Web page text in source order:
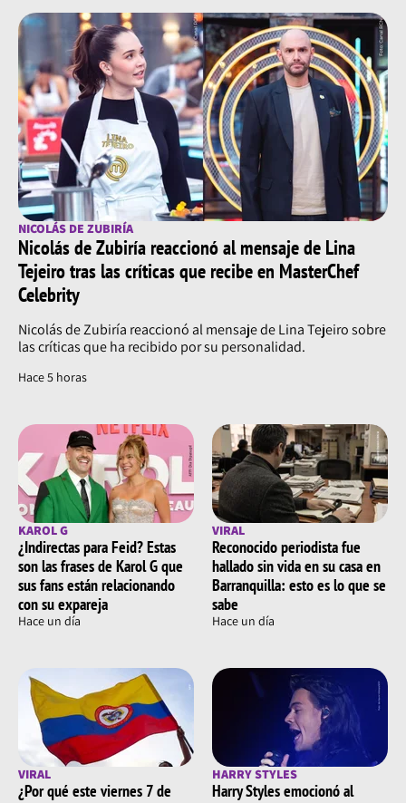
NICOLÁS DE ZUBIRÍA
Nicolás de Zubiría reaccionó al mensaje de Lina
Tejeiro tras las críticas que recibe en MasterChef
Celebrity
Nicolás de Zubiría reaccionó al mensaje de Lina Tejeiro sobre
las críticas que ha recibido por su personalidad.
Hace 5 horas
KAROL G
¿Indirectas para Feid? Estas
son las frases de Karol G que
sus fans están relacionando
con su expareja
Hace un día
VIRAL
Reconocido periodista fue
hallado sin vida en su casa en
Barranquilla: esto es lo que se
sabe
Hace un día
VIRAL
¿Por qué este viernes 7 de
HARRY STYLES
Harry Styles emocionó al